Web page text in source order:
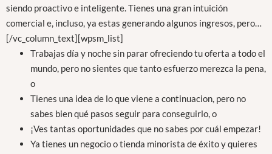
siendo proactivo e inteligente. Tienes una gran intuición
comercial e, incluso, ya estas generando algunos ingresos, pero…
[/vc_column_text][wpsm_list]
Trabajas día y noche sin parar ofreciendo tu oferta a todo el
mundo, pero no sientes que tanto esfuerzo merezca la pena,
o
Tienes una idea de lo que viene a continuacion, pero no
sabes bien qué pasos seguir para conseguirlo, o
¡Ves tantas oportunidades que no sabes por cuál empezar!
Ya tienes un negocio o tienda minorista de éxito y quieres